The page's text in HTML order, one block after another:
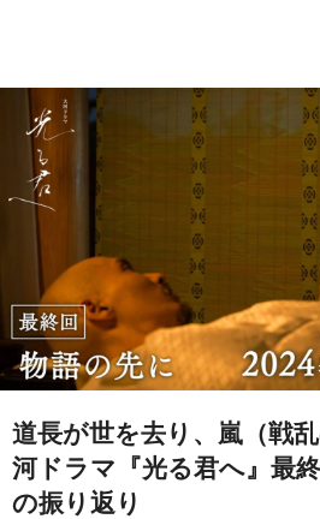
道長が世を去り、嵐（戦
河ドラマ『光る君へ』最
の振り返り